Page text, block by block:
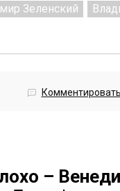
Зеленский
Комментировать
–